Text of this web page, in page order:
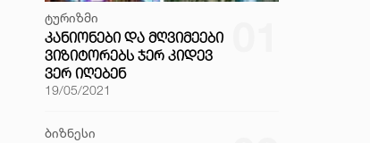
ტურიზმი
ᲙᲐᲜᲘᲝᲜᲔᲑᲘ ᲓᲐ ᲛᲦᲕᲘᲛᲔᲔᲑᲘ
ᲕᲘᲖᲘᲢᲝᲠᲔᲑᲡ ᲯᲔᲠ ᲙᲘᲓᲔᲕ
ᲕᲔᲠ ᲘᲦᲔᲑᲔᲜ
19/05/2021
ბიზნესი